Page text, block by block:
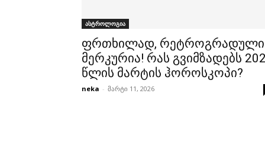
ასტროლოგია
ფრთხილად, რეტროგრადული
მერკურია! რას გვიმზადებს
წლის მარტის ჰოროსკოპი?
neka - მარტი 11, 2026